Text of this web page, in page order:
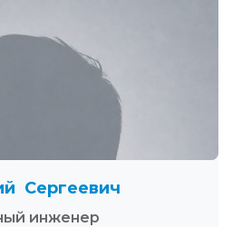
Сергеевич
инженер